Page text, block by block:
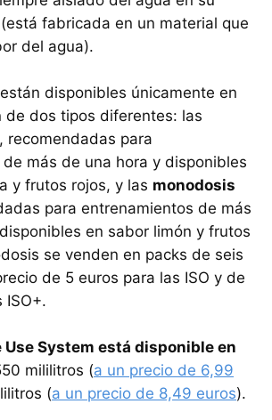
fabricada en un material que
del agua).
disponibles únicamente en
de dos tipos diferentes: las
, recomendadas para
más de una hora y disponibles
y frutos rojos, y las monodosis
para entrenamientos de más
en sabor limón y frutos
se venden en packs de seis
de 5 euros para las ISO y de
ISO+.
Use System está disponible en
mililitros (a un precio de 6,99
(a un precio de 8,49 euros).